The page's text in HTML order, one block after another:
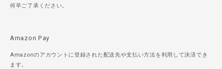
何卒ご了承ください。
Amazon Pay
Amazonのアカウントに登録された配送先や支払い方法を利用して決済でき
ます。